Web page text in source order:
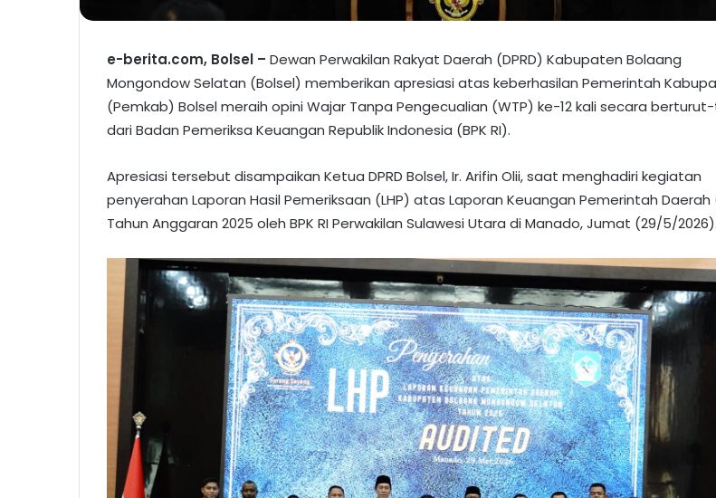
e-berita.com, Bolsel – Dewan Perwakilan Rakyat Daerah (DPRD) Kabupaten Bolaang
Mongondow Selatan (Bolsel) memberikan apresiasi atas keberhasilan Pemerintah
(Pemkab) Bolsel meraih opini Wajar Tanpa Pengecualian (WTP) ke-12 kali secara
dari Badan Pemeriksa Keuangan Republik Indonesia (BPK RI).
Apresiasi tersebut disampaikan Ketua DPRD Bolsel, Ir. Arifin Olii, saat menghadiri kegiatan
penyerahan Laporan Hasil Pemeriksaan (LHP) atas Laporan Keuangan Pemerintah Daerah
Tahun Anggaran 2025 oleh BPK RI Perwakilan Sulawesi Utara di Manado, Jumat (29/5/2026).